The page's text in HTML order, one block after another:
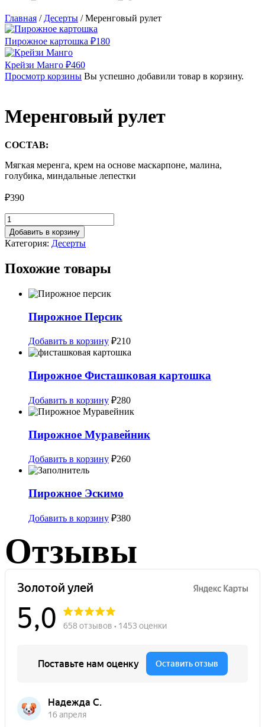
Главная / Десерты /Меренговый рулет
Пирожное картошка ₽180
Крейзи Манго ₽460
Просмотр корзины Вы успешно добавили товар в корзину.
Меренговый рулет
СОСТАВ:
Мягкая меренга, крем на основе маскарпоне, малина,
голубика, миндальные лепестки
₽390
Количество
товара
Меренговый
рулет
Добавить в корзину
Категория: Десерты
Похожие товары
Пирожное Персик
Добавить в корзину ₽210
Пирожное Фисташковая картошка
Добавить в корзину ₽280
Пирожное Муравейник
Добавить в корзину ₽260
Пирожное Эскимо
Добавить в корзину ₽380
Отзывы